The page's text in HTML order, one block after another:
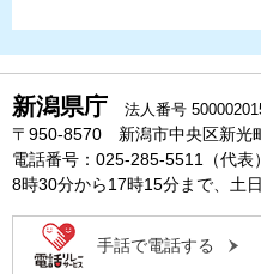
新潟県庁 法人番号
〒950-8570 新潟市中央区新光
電話番号：025-285-5511（代表）
8時30分から17時15分まで、土
手話で電話する